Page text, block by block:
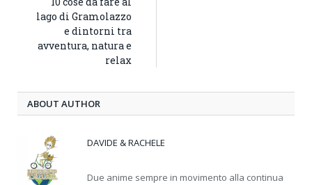
lago di Gramolazzo
e dintorni tra
avventura, natura e
relax
ABOUT AUTHOR
DAVIDE & RACHELE
Due anime sempre in movimento alla continua